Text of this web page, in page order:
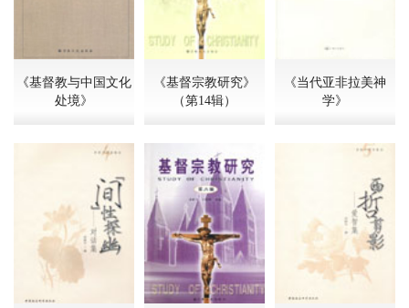
《基督教与中国文化
处境》
《基督宗教研究》
（第14辑）
《当代亚非拉美神
学》